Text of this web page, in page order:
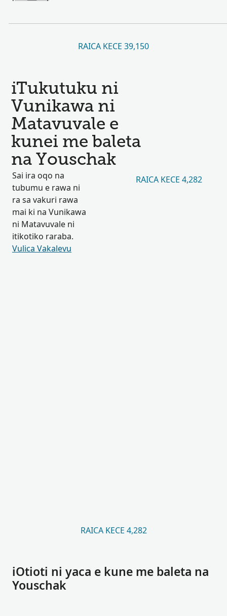
RAICA KECE 39,150
iTukutuku ni
Vunikawa ni
Matavuvale e
kunei me baleta
na Youschak
Sai ira oqo na
tubumu e rawa ni
ra sa vakuri rawa
mai ki na Vunikawa
ni Matavuvale ni
itikotiko raraba.
Vulica Vakalevu
RAICA KECE 4,282
RAICA KECE 4,282
iOtioti ni yaca e kune me baleta na
Youschak